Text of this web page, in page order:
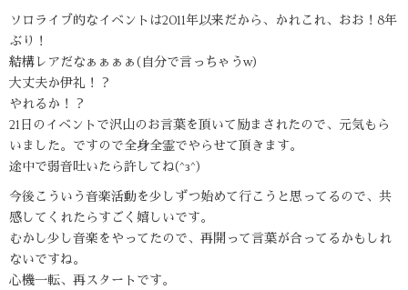
ソロライブ的なイベントは2011年以来だから、かれこれ、おお！8年
ぶり！
結構レアだなぁぁぁぁ(自分で言っちゃうw)
大丈夫か伊礼！？
やれるか！？
21日のイベントで沢山のお言葉を頂いて励まされたので、元気もら
いました。ですので全身全霊でやらせて頂きます。
途中で弱音吐いたら許してね(^з^)
今後こういう音楽活動を少しずつ始めて行こうと思ってるので、共
感してくれたらすごく嬉しいです。
むかし少し音楽をやってたので、再開って言葉が合ってるかもしれ
ないですね。
心機一転、再スタートです。